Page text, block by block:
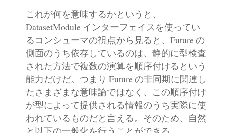
これが何を意味するかというと、
DatasetModule インターフェイスを使ってい
るコンシューマの視点から見ると、Future の
側面のうち依存しているのは、静的に型検査
された方法で複数の演算を順序付けるという
能力だけだ。つまり Future の非同期に関連し
たさまざまな意味論ではなく、この順序付け
が型によって提供される情報のうち実際に使
われているものだと言える。そのため、自然